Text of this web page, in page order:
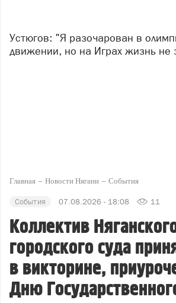
Устюгов: "Я разочарован в олимпийском
движении, но на Играх жизнь не
Главная Новости Нягани События
События 07.08.2026 - 18:08 11
Коллектив
городского суда
в викторине,
Дню